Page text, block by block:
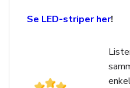
Se LED-striper her!